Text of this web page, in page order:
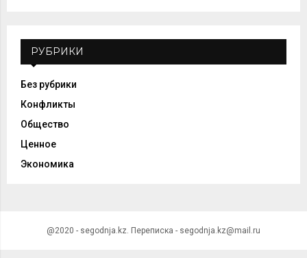
РУБРИКИ
Без рубрики
Конфликты
Общество
Ценное
Экономика
@2020 - segodnja.kz. Переписка - segodnja.kz@mail.ru